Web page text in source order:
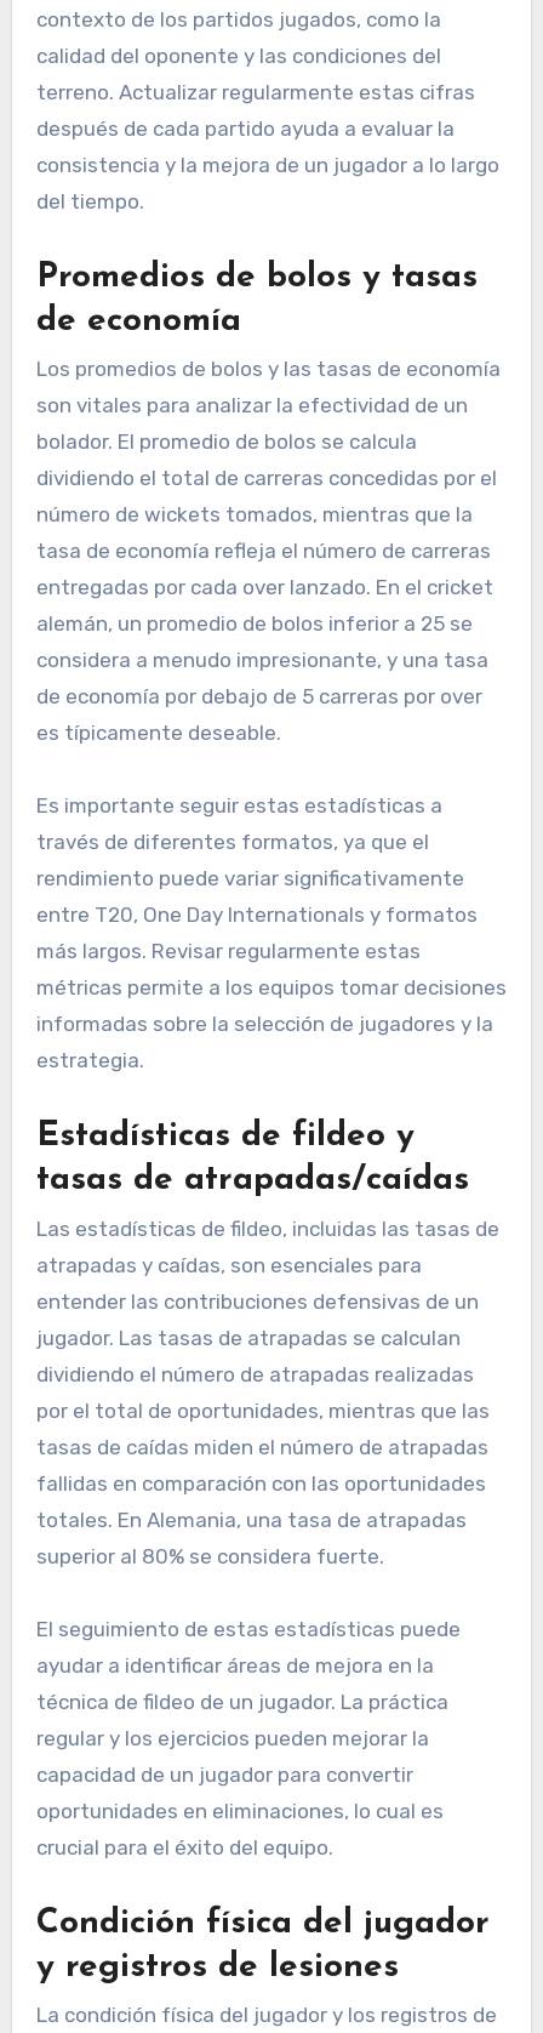
contexto de los partidos jugados, como la
calidad del oponente y las condiciones del
terreno. Actualizar regularmente estas cifras
después de cada partido ayuda a evaluar la
consistencia y la mejora de un jugador a lo largo
del tiempo.
Promedios de bolos y tasas
de economía
Los promedios de bolos y las tasas de economía
son vitales para analizar la efectividad de un
bolador. El promedio de bolos se calcula
dividiendo el total de carreras concedidas por el
número de wickets tomados, mientras que la
tasa de economía refleja el número de carreras
entregadas por cada over lanzado. En el cricket
alemán, un promedio de bolos inferior a 25 se
considera a menudo impresionante, y una tasa
de economía por debajo de 5 carreras por over
es típicamente deseable.
Es importante seguir estas estadísticas a
través de diferentes formatos, ya que el
rendimiento puede variar significativamente
entre T20, One Day Internationals y formatos
más largos. Revisar regularmente estas
métricas permite a los equipos tomar decisiones
informadas sobre la selección de jugadores y la
estrategia.
Estadísticas de fildeo y
tasas de atrapadas/caídas
Las estadísticas de fildeo, incluidas las tasas de
atrapadas y caídas, son esenciales para
entender las contribuciones defensivas de un
jugador. Las tasas de atrapadas se calculan
dividiendo el número de atrapadas realizadas
por el total de oportunidades, mientras que las
tasas de caídas miden el número de atrapadas
fallidas en comparación con las oportunidades
totales. En Alemania, una tasa de atrapadas
superior al 80% se considera fuerte.
El seguimiento de estas estadísticas puede
ayudar a identificar áreas de mejora en la
técnica de fildeo de un jugador. La práctica
regular y los ejercicios pueden mejorar la
capacidad de un jugador para convertir
oportunidades en eliminaciones, lo cual es
crucial para el éxito del equipo.
Condición física del jugador
y registros de lesiones
La condición física del jugador y los registros de